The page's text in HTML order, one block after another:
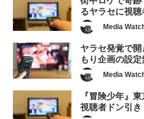
るヤラセに視聴
Media
ヤラセ発覚で
もり企画の設
Media
『冒険少年』
視聴者ドン引き